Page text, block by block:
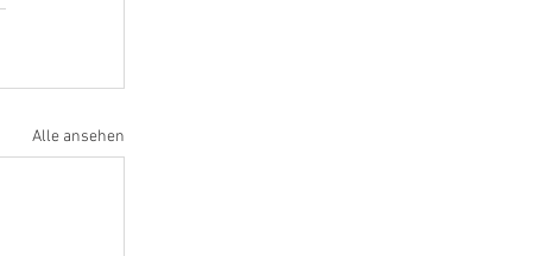
Alle ansehen